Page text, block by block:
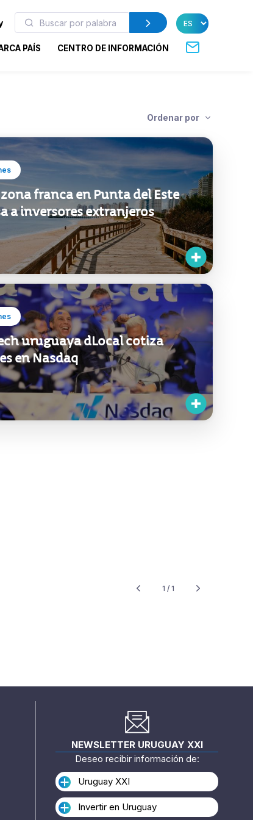
PAÍS CENTRO DE INFORMACIÓN
Ordenar por
franca en Punta del Este
a inversores extranjeros
uruguaya dLocal cotiza
en Nasdaq
1 / 1
NEWSLETTER URUGUAY XXI
Deseo recibir información de:
Uruguay XXI
Invertir en Uruguay